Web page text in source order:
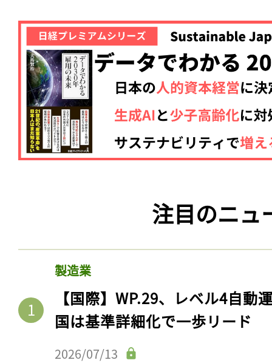
注目のニュ
製造業
【国際】WP.29、レベル4自動
国は基準詳細化で一歩リード
2026/07/13